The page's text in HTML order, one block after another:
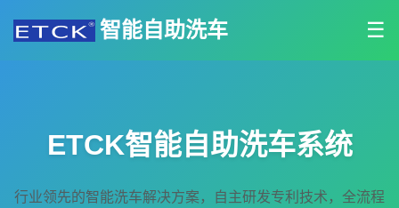
智能自助洗车 ☰
ETCK智能自助洗车系统
行业领先的智能洗车解决方案，自主研发专利技术，全流程